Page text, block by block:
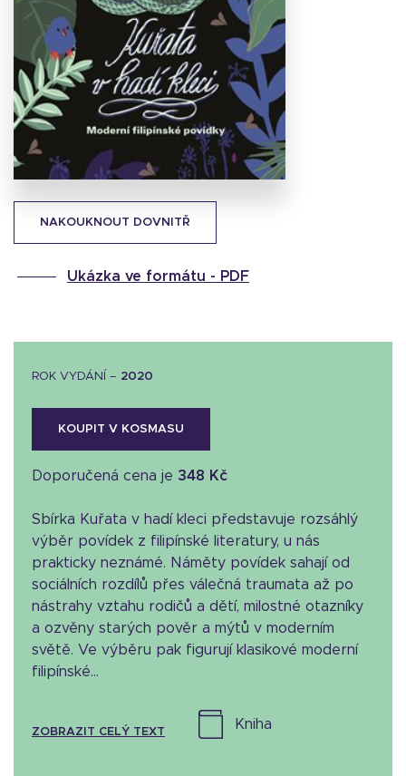
NAKOUKNOUT DOVNITŘ
Ukázka ve formátu - PDF
ROK VYDÁNÍ – 2020
KOUPIT V KOSMASU
Doporučená cena je 348 Kč
Sbírka Kuřata v hadí kleci představuje rozsáhlý
výběr povídek z filipínské literatury, u nás
prakticky neznámé. Náměty povídek sahají od
sociálních rozdílů přes válečná traumata až po
nástrahy vztahu rodičů a dětí, milostné otazníky
a ozvěny starých pověr a mýtů v moderním
světě. Ve výběru pak figurují klasikové moderní
filipínské...
ZOBRAZIT CELÝ TEXT
kniha